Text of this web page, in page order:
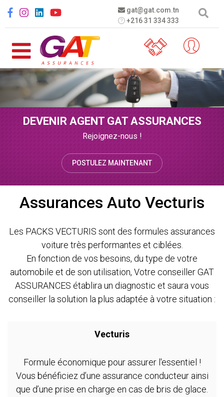
gat@gat.com.tn
+216 31 334 333
Social menu
DEVENIR AGENT GAT ASSURANCES
Rejoignez-nous !
POSTULEZ MAINTENANT
Assurances Auto Vecturis
Les PACKS VECTURIS sont des formules assurances
voiture très performantes et ciblées.
En fonction de vos besoins, du type de votre
automobile et de son utilisation, Votre conseiller GAT
ASSURANCES établira un diagnostic et saura vous
conseiller la solution la plus adaptée à votre situation :
Vecturis
Formule économique pour assurer l'essentiel !
Vous bénéficiez d’une assurance conducteur ainsi
que d’une prise en charge en cas de bris de glace.